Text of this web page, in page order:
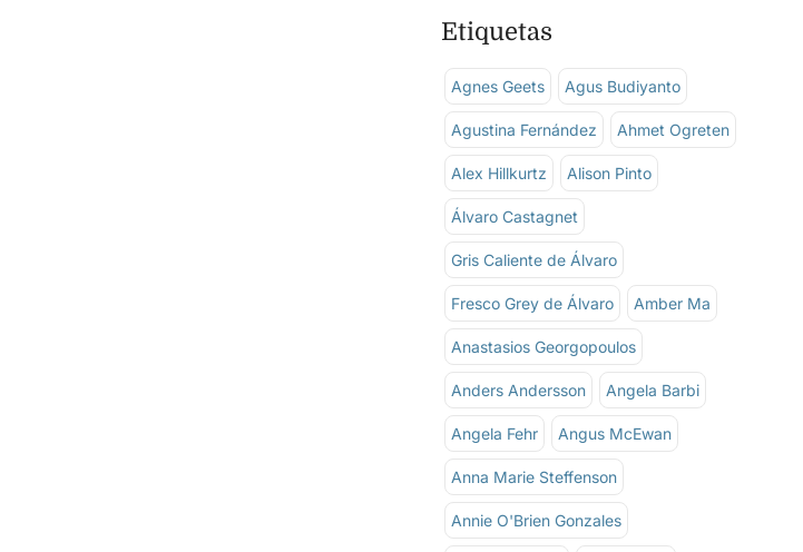
Etiquetas
Agnes Geets Agus Budiyanto
Agustina Fernández Ahmet Ogreten
Alex Hillkurtz Alison Pinto
Álvaro Castagnet
Gris Caliente de Álvaro
Fresco Grey de Álvaro Amber Ma
Anastasios Georgopoulos
Anders Andersson Angela Barbi
Angela Fehr Angus McEwan
Anna Marie Steffenson
Annie O'Brien Gonzales